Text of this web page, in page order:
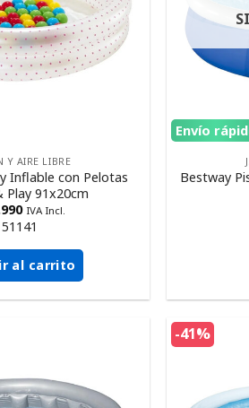
Y AIRE LIBRE
Inflable con Pelotas
Play 91x20cm
IVA Incl.
51141
al carrito
Envío
Bestway
-41%